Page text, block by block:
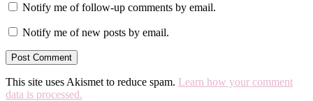
Notify me of follow-up comments by email.
Notify me of new posts by email.
This site uses Akismet to reduce spam. Learn how your comment
data is processed.